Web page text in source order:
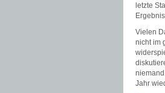
letzte
Vielen
nicht im
Jahr